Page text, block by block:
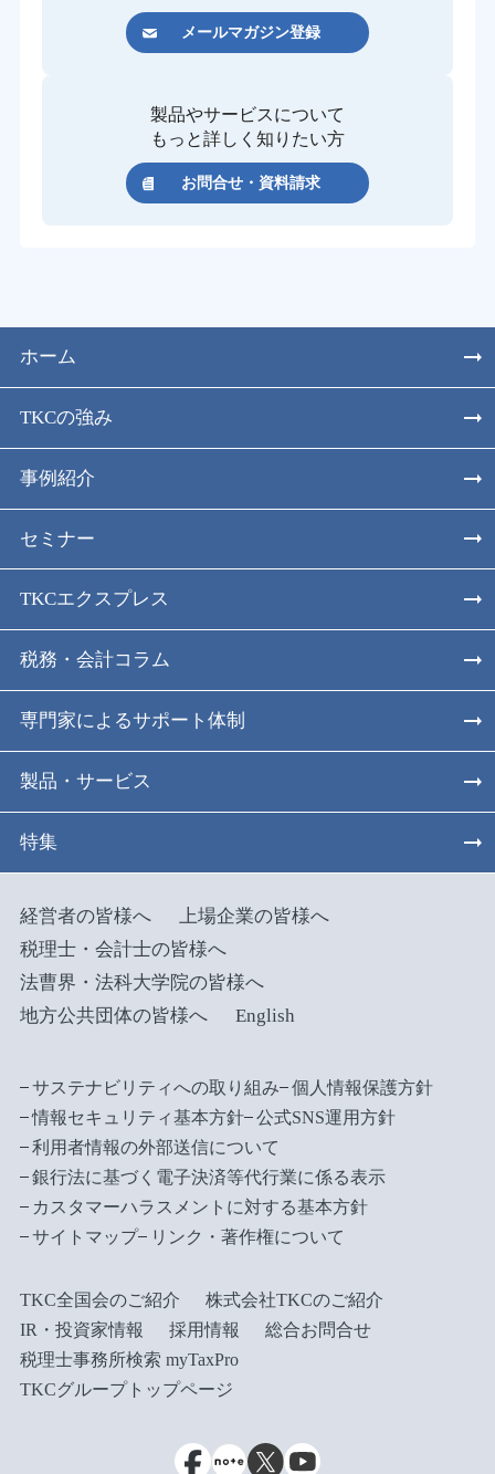
メールマガジン登録
製品やサービスについて
もっと詳しく知りたい方
お問合せ・資料請求
ホーム
TKCの強み
事例紹介
セミナー
TKCエクスプレス
税務・会計コラム
専門家によるサポート体制
製品・サービス
特集
経営者の皆様へ
上場企業の皆様へ
税理士・会計士の皆様へ
法曹界・法科大学院の皆様へ
地方公共団体の皆様へ
English
サステナビリティへの取り組み
個人情報保護方針
情報セキュリティ基本方針
公式SNS運用方針
利用者情報の外部送信について
銀行法に基づく電子決済等代行業に係る表示
カスタマーハラスメントに対する基本方針
サイトマップ
リンク・著作権について
TKC全国会のご紹介
株式会社TKCのご紹介
IR・投資家情報
採用情報
総合お問合せ
税理士事務所検索 myTaxPro
TKCグループトップページ